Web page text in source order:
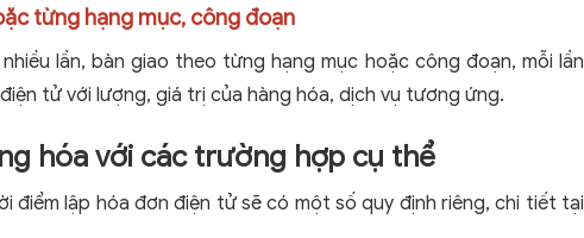
từng hạng mục, công đoạn
lần, bàn giao theo từng hạng mục hoặc công đoạn, mỗi lần
tử với lượng, giá trị của hàng hóa, dịch vụ tương ứng.
hóa với các trường hợp cụ thể
điểm lập hóa đơn điện tử sẽ có một số quy định riêng, chi tiết tại